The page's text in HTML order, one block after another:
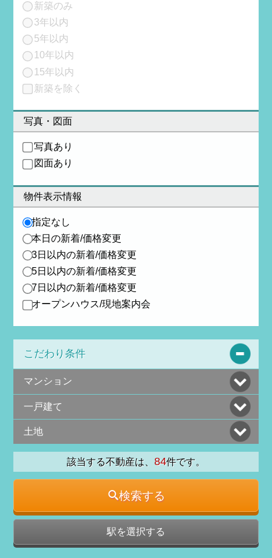
新築のみ
3年以内
5年以内
10年以内
15年以内
新築を除く
写真・図面
写真あり
図面あり
物件表示情報
指定なし
本日の新着/価格変更
3日以内の新着/価格変更
5日以内の新着/価格変更
7日以内の新着/価格変更
オープンハウス/現地案内会
こだわり条件
マンション
一戸建て
土地
該当する不動産は、 84件です。
検索する
駅を選択する